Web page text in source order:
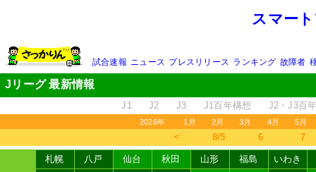
スマー
試合速報 ニュース プレスリリース ランキング 故障者
Jリーグ 最新情報
J1 J2 J3 J1百年構想 J2・J3百
2026年 1月 2月 3月 4月 5月
＜ 8/5 6 7
札幌 八戸 仙台 秋田 山形 福島
いわき